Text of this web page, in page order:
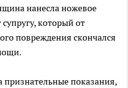
нанесла ножевое
который от
повреждения скончался
признательные показания,